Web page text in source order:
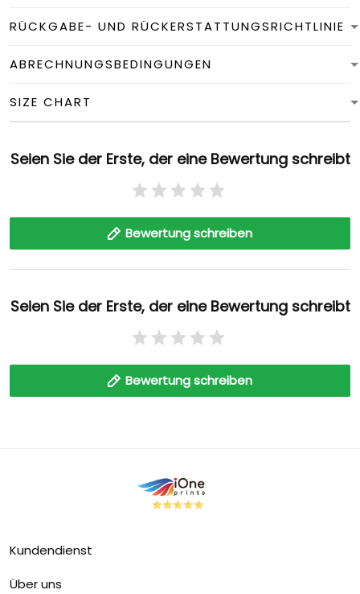
RÜCKGABE- UND RÜCKERSTATTUNGSRICHTLINIE
ABRECHNUNGSBEDINGUNGEN
SIZE CHART
Seien Sie der Erste, der eine Bewertung schreibt
Bewertung schreiben
Seien Sie der Erste, der eine Bewertung schreibt
Bewertung schreiben
Kundendienst
Über uns